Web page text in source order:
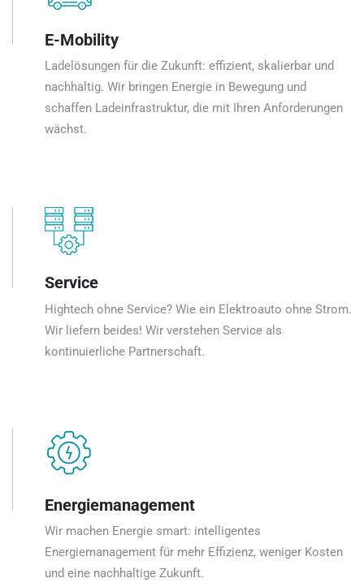
E-Mobility
Ladelösungen für die Zukunft: effizient, skalierbar und
nachhaltig. Wir bringen Energie in Bewegung und
schaffen Ladeinfrastruktur, die mit Ihren Anforderungen
wächst.
Service
Hightech ohne Service? Wie ein Elektroauto ohne Strom.
Wir liefern beides! Wir verstehen Service als
kontinuierliche Partnerschaft.
Energiemanagement
Wir machen Energie smart: intelligentes
Energiemanagement für mehr Effizienz, weniger Kosten
und eine nachhaltige Zukunft.